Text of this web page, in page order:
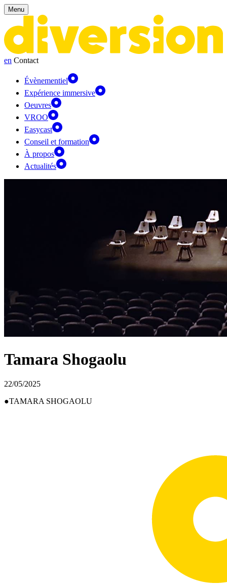
Panneau de gestion des cookies
Menu
en Contact
Évènementiel
Expérience immersive
Oeuvres
VROO
Easycast
Conseil et formation
À propos
Actualités
Tamara Shogaolu
22/05/2025
TAMARA SHOGAOLU